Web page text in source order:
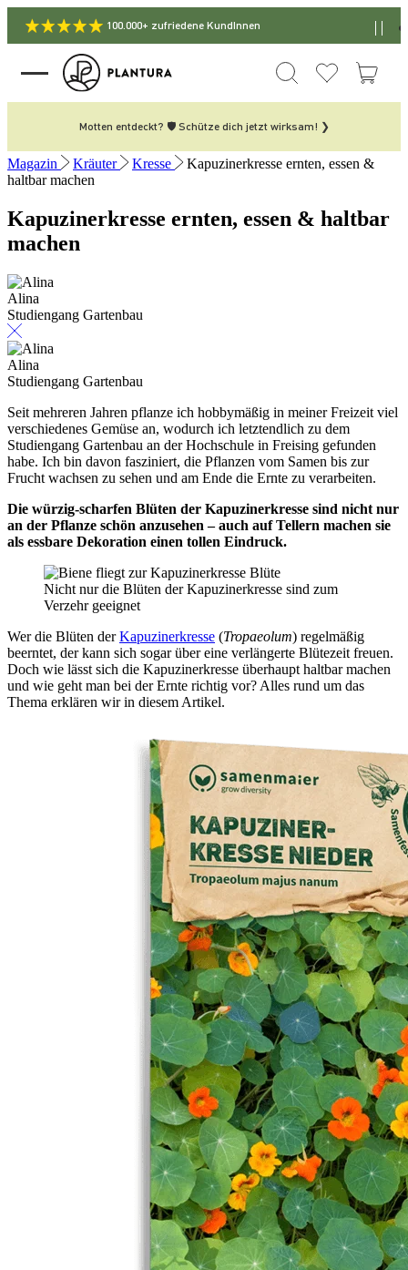
100.000+ zufriedene KundInnen
Motten entdeckt? 🛡️ Schütze dich jetzt wirksam! ❯
Magazin Kräuter Kresse
Kapuzinerkresse ernten, essen &
haltbar machen
Kapuzinerkresse ernten, essen & haltbar
machen
Alina
Studiengang Gartenbau
Alina
Studiengang Gartenbau
Seit mehreren Jahren pflanze ich hobbymäßig in meiner Freizeit viel
verschiedenes Gemüse an, wodurch ich letztendlich zu dem
Studiengang Gartenbau an der Hochschule in Freising gefunden
habe. Ich bin davon fasziniert, die Pflanzen vom Samen bis zur
Frucht wachsen zu sehen und am Ende die Ernte zu verarbeiten.
Die würzig-scharfen Blüten der Kapuzinerkresse sind nicht nur
an der Pflanze schön anzusehen – auch auf Tellern machen sie
als essbare Dekoration einen tollen Eindruck.
Nicht nur die Blüten der Kapuzinerkresse sind zum
Verzehr geeignet
Wer die Blüten derKapuzinerkresse (Tropaeolum) regelmäßig
beerntet, der kann sich sogar über eine verlängerte Blütezeit freuen.
Doch wie lässt sich die Kapuzinerkresse überhaupt haltbar machen
und wie geht man bei der Ernte richtig vor? Alles rund um das
Thema erklären wir in diesem Artikel.